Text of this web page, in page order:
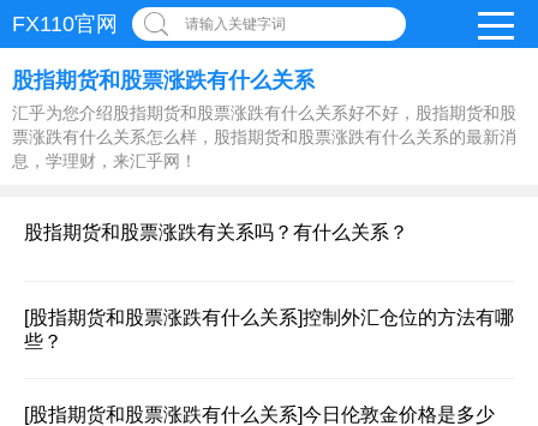
FX110官网 请输入关键字词
股指期货和股票涨跌有什么关系
汇乎为您介绍股指期货和股票涨跌有什么关系好不好，股指期货和股
票涨跌有什么关系怎么样，股指期货和股票涨跌有什么关系的最新消
息，学理财，来汇乎网！
股指期货和股票涨跌有关系吗？有什么关系？
[股指期货和股票涨跌有什么关系]控制外汇仓位的方法有哪
些？
[股指期货和股票涨跌有什么关系]今日伦敦金价格是多少